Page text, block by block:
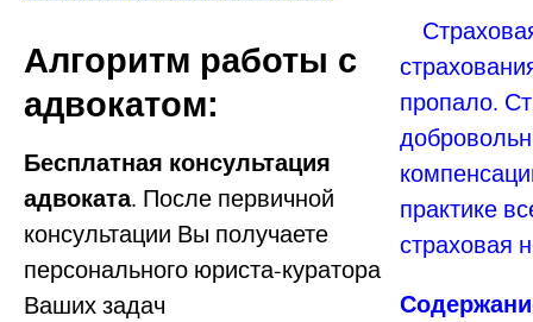
Алгоритм работы с
адвокатом:
Бесплатная консультация
адвоката. После первичной
консультации Вы получаете
персонального юриста-куратора
Ваших задач
пропало.
практике
страховая